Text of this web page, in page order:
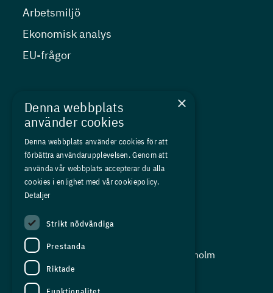
Arbetsmiljö
Ekonomisk analys
EU-frågor
Kurser
Medlemskap
Om oss
Press
In English
Adress:
Storgatan 19, Box 5501, 114 85 Stockholm
Organisationsnummer:
556625 - 8389
×
Denna webbplats
använder cookies
Denna webbplats använder cookies för att
förbättra användarupplevelsen. Genom att
använda vår webbplats accepterar du alla
cookies i enlighet med vår cookiepolicy.
Detaljer
Strikt nödvändiga
Prestanda
Riktade